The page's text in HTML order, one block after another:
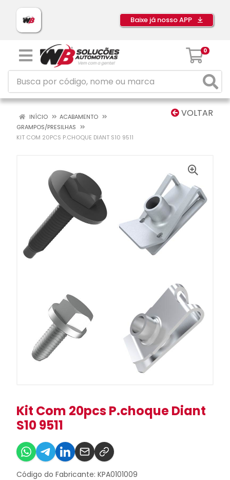
Baixe já nosso APP
0
VOLTAR
INÍCIO
ACABAMENTO
GRAMPOS/PRESILHAS
KIT COM 20PCS P.CHOQUE DIANT S10 9511
Kit Com 20pcs P.choque Diant
S10 9511
Código do Fabricante: KPA0101009